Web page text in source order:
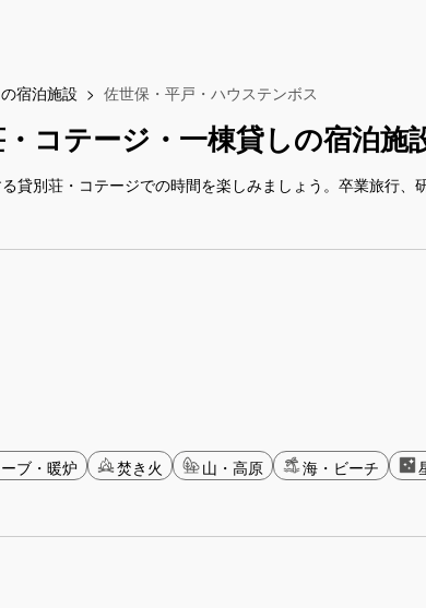
宿泊施設 佐世保・平戸・ハウステンボス
コテージ・一棟貸しの宿泊施
別荘・コテージでの時間を楽しみましょう。卒業旅行、
ブ・暖炉 焚き火 山・高原 海・ビーチ